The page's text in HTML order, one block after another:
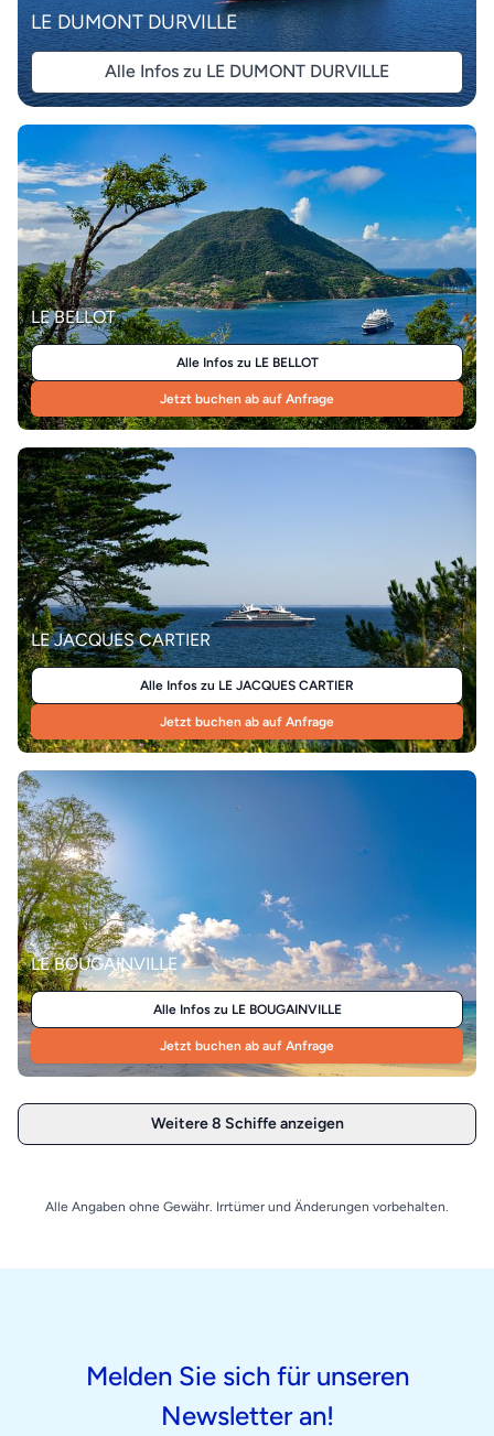
LE DUMONT DURVILLE
Alle Infos zu LE DUMONT DURVILLE
LE BELLOT
Alle Infos zu LE BELLOT
Jetzt buchen ab auf Anfrage
LE JACQUES CARTIER
Alle Infos zu LE JACQUES CARTIER
Jetzt buchen ab auf Anfrage
LE BOUGAINVILLE
Alle Infos zu LE BOUGAINVILLE
Jetzt buchen ab auf Anfrage
Weitere 8 Schiffe anzeigen
Alle Angaben ohne Gewähr. Irrtümer und Änderungen vorbehalten.
Melden Sie sich für unseren
Newsletter an!